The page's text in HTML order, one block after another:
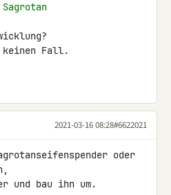
Fall.
2021-03-16 08:28#6622021
oder
und bau ihn um.